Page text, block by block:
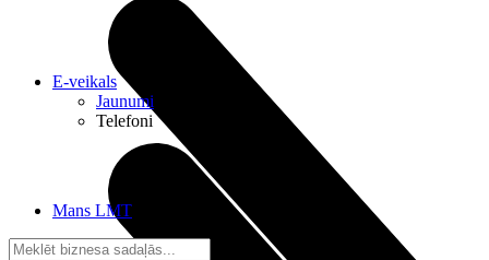
E-veikals
Jaunumi
Telefoni
Mans LMT